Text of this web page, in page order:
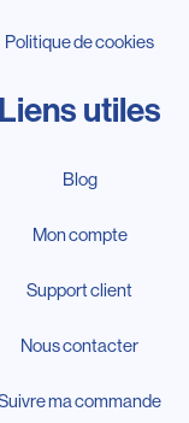
Politique de cookies
Liens utiles
Blog
Mon compte
Support client
Nous contacter
ma commande